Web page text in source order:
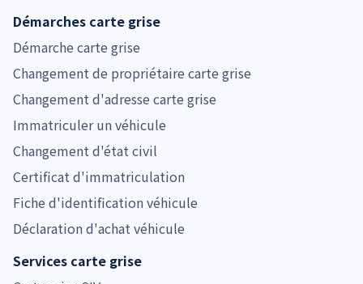
Démarches carte grise
Démarche carte grise
Changement de propriétaire carte grise
Changement d'adresse carte grise
Immatriculer un véhicule
Changement d'état civil
Certificat d'immatriculation
Fiche d'identification véhicule
Déclaration d'achat véhicule
Services carte grise